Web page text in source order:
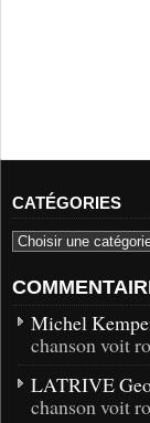
CATÉGORIES
Michel
chanson voit
LATRIVE
chanson voit